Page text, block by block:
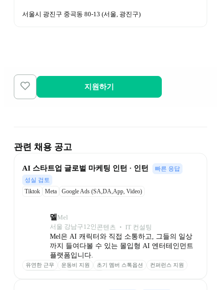
서울시 광진구 중곡동 80-13 (서울, 광진구)
지원하기
관련 채용 공고
AI 스타트업 글로벌 마케팅 인턴 · 인턴
빠른 응답
성실 검토
Tiktok
Meta Google Ads (SA,DA,App, Video)
멜 Mel
서울 강남구12인 콘텐츠 ‧ IT 컨설팅
Mel은 AI 캐릭터와 직접 소통하고, 그들의 일상
까지 들여다볼 수 있는 몰입형 AI 엔터테인먼트
플랫폼입니다.
유연한 근무 운동비 지원 초기 멤버 스톡옵션
컨퍼런스 지원